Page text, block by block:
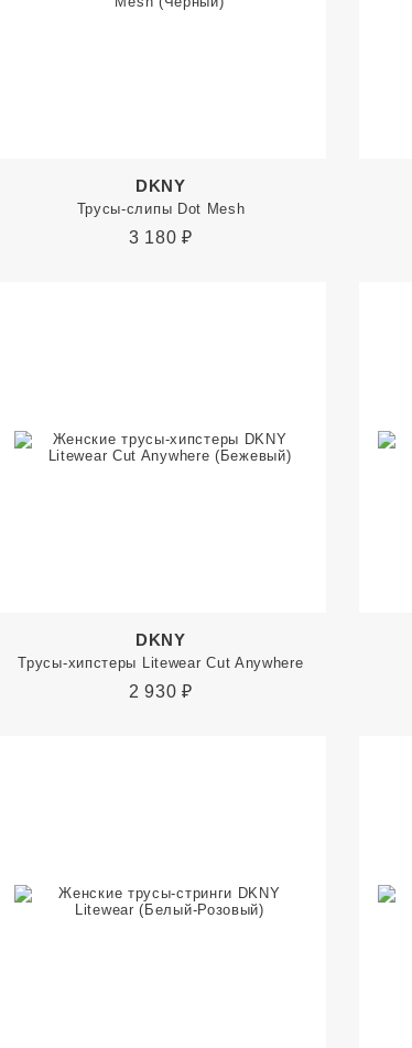
DKNY
Трусы-слипы Dot Mesh
3 180 ₽
DKNY
Трусы-хипстеры Litewear Cut Anywhere
2 930 ₽